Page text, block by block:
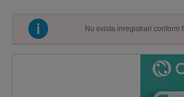
Nu exista inregistrari